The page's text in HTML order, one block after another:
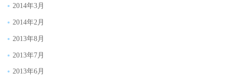
2014年3月
2014年2月
2013年8月
2013年7月
2013年6月